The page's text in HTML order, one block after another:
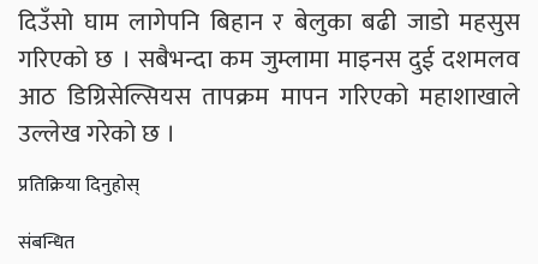
दिउँसो घाम लागेपनि बिहान र बेलुका बढी जाडो महसुस
गरिएको छ । सबैभन्दा कम जुम्लामा माइनस दुई दशमलव
आठ डिग्रिसेल्सियस तापक्रम मापन गरिएको महाशाखाले
उल्लेख गरेको छ ।
प्रतिक्रिया दिनुहोस्
संबन्धित